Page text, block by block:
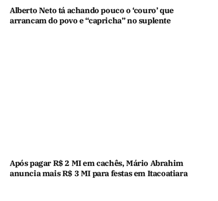
Alberto Neto tá achando pouco o ‘couro’ que
arrancam do povo e “capricha” no suplente
Após pagar R$ 2 MI em cachês, Mário Abrahim
anuncia mais R$ 3 MI para festas em Itacoatiara